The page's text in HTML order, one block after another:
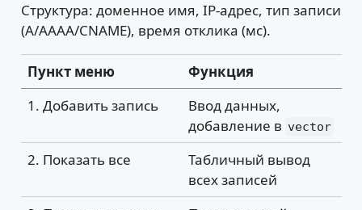
Структура: доменное имя, IP-адрес, тип записи
(A/AAAA/CNAME), время отклика (мс).
Пункт меню
Функция
1. Добавить запись
Ввод данных,
добавление в vector
2. Показать все
Табличный вывод
всех записей